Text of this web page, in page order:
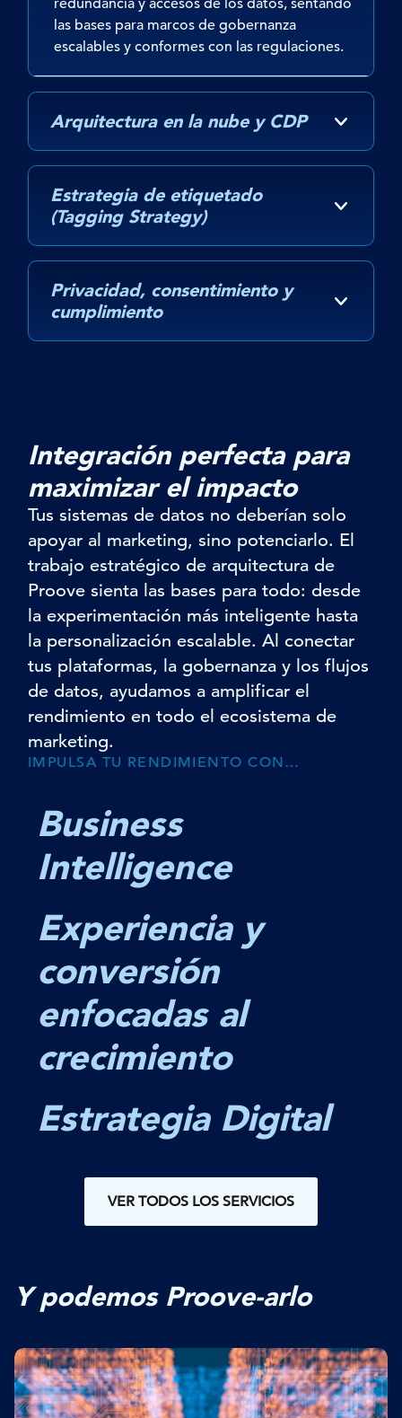
las bases para marcos de gobernanza
escalables y conformes con las regulaciones.
Arquitectura en la nube y CDP
Estrategia de etiquetado
(Tagging Strategy)
Privacidad, consentimiento y
cumplimiento
Integración perfecta para
maximizar el impacto
Tus sistemas de datos no deberían solo
apoyar al marketing, sino potenciarlo. El
trabajo estratégico de arquitectura de
Proove sienta las bases para todo: desde
la experimentación más inteligente hasta
la personalización escalable. Al conectar
tus plataformas, la gobernanza y los flujos
de datos, ayudamos a amplificar el
rendimiento en todo el ecosistema de
marketing.
IMPULSA TU RENDIMIENTO CON…
Business
Intelligence
Experiencia y
conversión
enfocadas al
crecimiento
Estrategia Digital
VER TODOS LOS SERVICIOS
Y podemos Proove-arlo